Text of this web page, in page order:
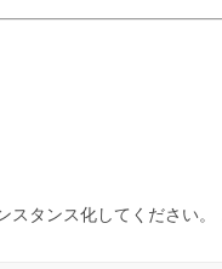
タンス化してください。